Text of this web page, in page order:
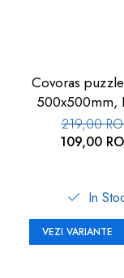
Covoras
500x500mm,
Floor
219,00
109,00
In
VEZI VARIANTE